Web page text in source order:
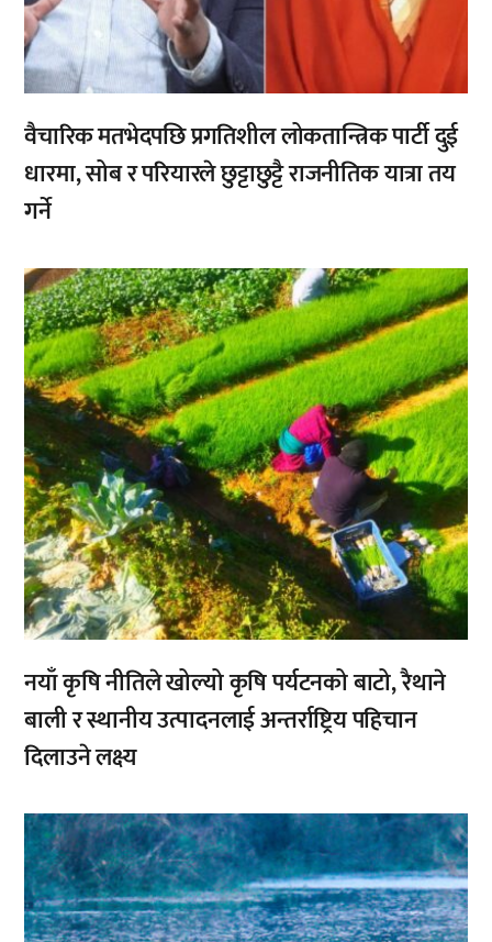
वैचारिक मतभेदपछि प्रगतिशील लोकतान्त्रिक पार्टी दुई
धारमा, सोब र परियारले छुट्टाछुट्टै राजनीतिक यात्रा तय
गर्ने
,
नयाँ कृषि नीतिले खोल्यो कृषि पर्यटनको बाटो, रैथाने
बाली र स्थानीय उत्पादनलाई अन्तर्राष्ट्रिय पहिचान
दिलाउने लक्ष्य
,